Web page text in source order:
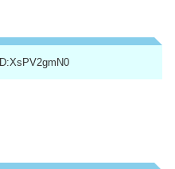
ID:XsPV2gmN0